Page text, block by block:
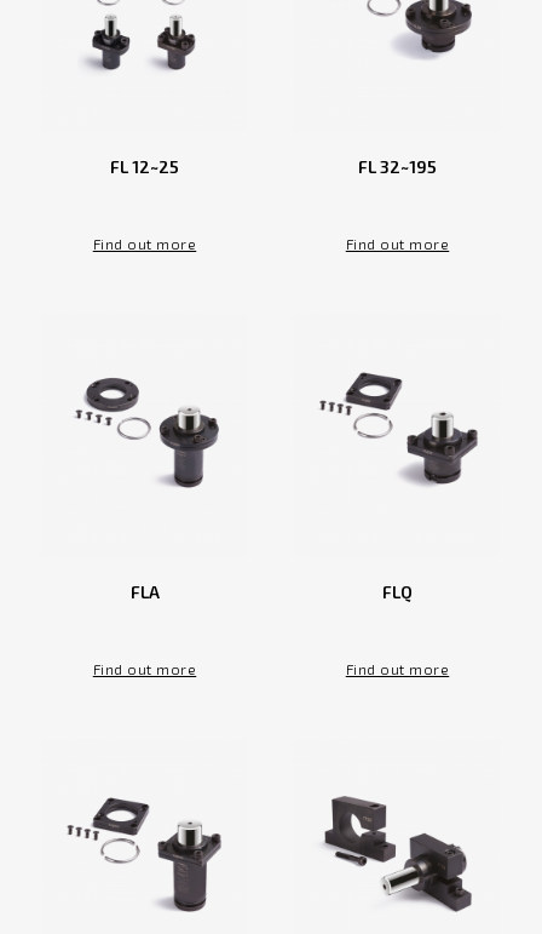
FL 12~25
Find out more
FL 32~195
Find out more
FLA
Find out more
FLQ
Find out more